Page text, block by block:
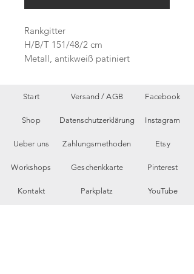
Rankgitter
H/B/T 151/48/2 cm
Metall, antikweiß patiniert
Start
Shop
Ueber uns
Workshops
Kontakt
Versand /AGB
Datenschutzerklärung
Zahlungsmethoden
Geschenkkarte
Parkplatz
Facebook
Instagram
Etsy
Pinterest
YouTube